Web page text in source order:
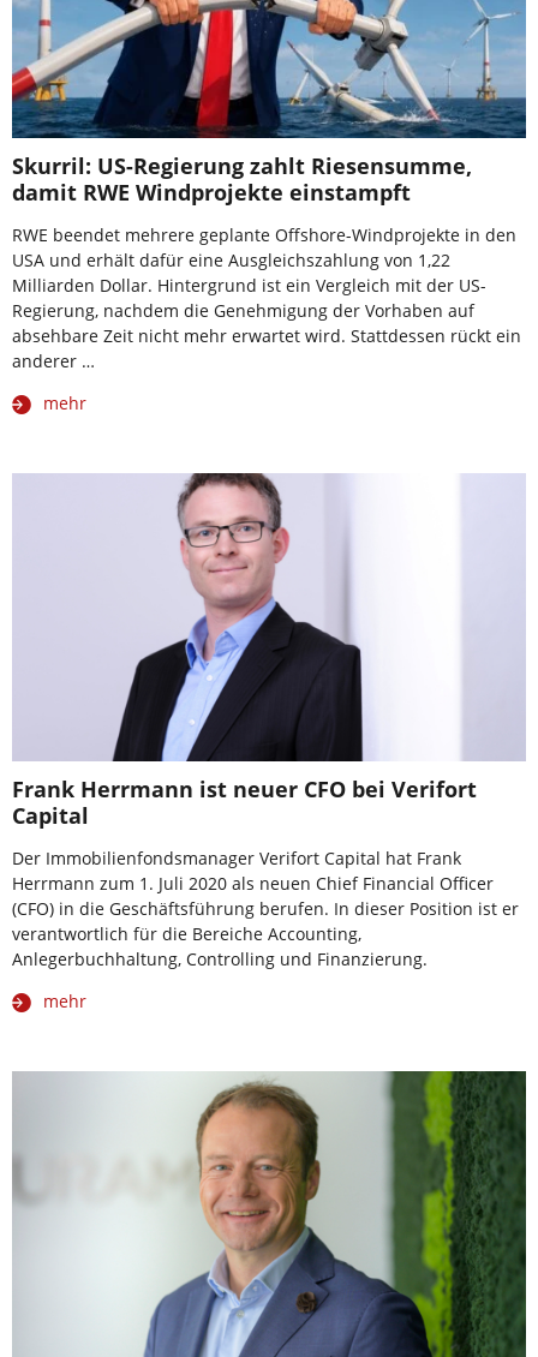
Skurril: US-Regierung zahlt Riesensumme,
damit RWE Windprojekte einstampft
RWE beendet mehrere geplante Offshore-Windprojekte in den
USA und erhält dafür eine Ausgleichszahlung von 1,22
Milliarden Dollar. Hintergrund ist ein Vergleich mit der US-
Regierung, nachdem die Genehmigung der Vorhaben auf
absehbare Zeit nicht mehr erwartet wird. Stattdessen rückt ein
anderer …
mehr
Frank Herrmann ist neuer CFO bei Verifort
Capital
Der Immobilienfondsmanager Verifort Capital hat Frank
Herrmann zum 1. Juli 2020 als neuen Chief Financial Officer
(CFO) in die Geschäftsführung berufen. In dieser Position ist er
verantwortlich für die Bereiche Accounting,
Anlegerbuchhaltung, Controlling und Finanzierung.
mehr